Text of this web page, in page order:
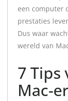
een computer
prestaties
Dus waar
wereld van
7 Tips
Mac-